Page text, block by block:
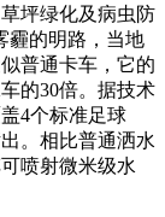
坪绿化及病虫防
霾的明路，当地
普通卡车，它的
的30倍。据技术
4个标准足球
。相比普通洒水
喷射微米级水